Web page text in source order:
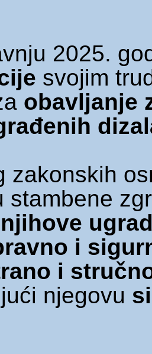
2025.
svojim
obavljanje
zakonskih
stambene
i
i
njegovu